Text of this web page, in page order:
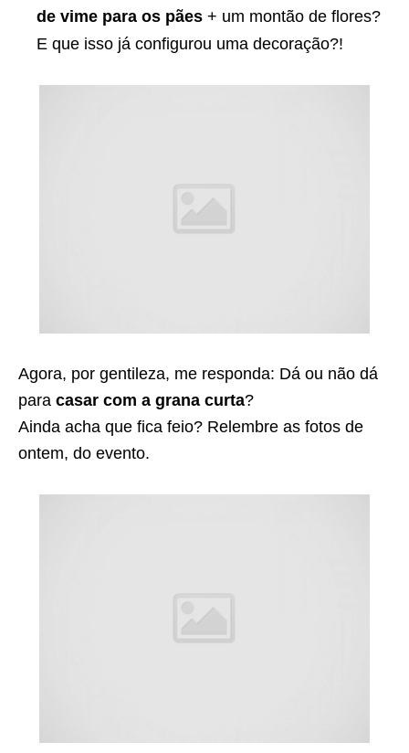
de vime para os pães + um montão de flores?
E que isso já configurou uma decoração?!
Agora, por gentileza, me responda: Dá ou não dá
para casar com a grana curta?
Ainda acha que fica feio? Relembre as fotos de
ontem, do evento.